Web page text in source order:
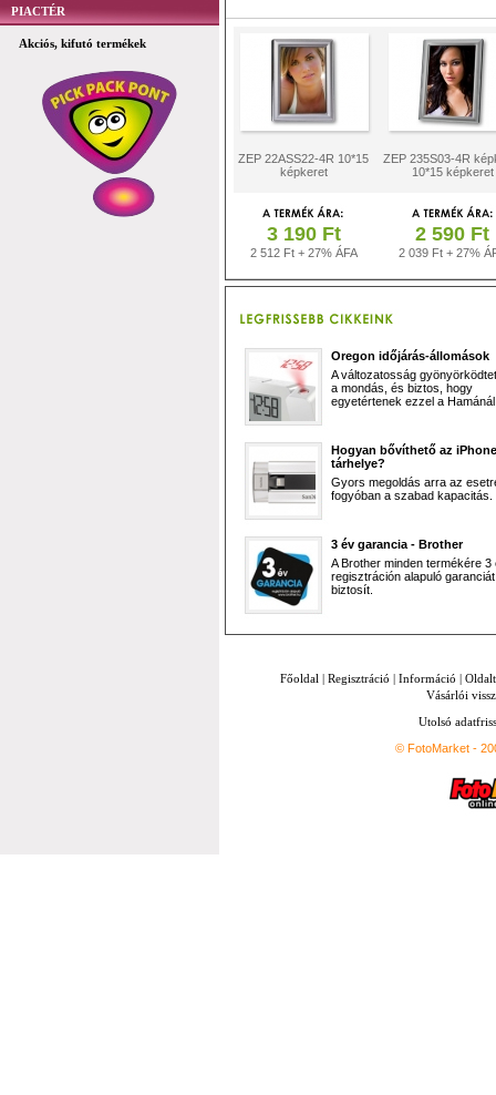
PIACTÉR
Akciós, kifutó termékek
ZEP 22ASS22-4R 10*15
képkeret
ZEP 235S03-4R
10*15 képkeret
3 190 Ft
2 512 Ft + 27% ÁFA
2 590 Ft
2 039 Ft + 27%
Oregon időjárás-állomások
A változatosság
a mondás, és biztos, hogy
egyetértenek ezzel a
Hogyan bővíthető az iPhone
tárhelye?
Gyors megoldás arra az
fogyóban a szabad kapacitás.
3 év garancia - Brother
A Brother minden termékére 3
regisztráción alapuló garanciát
biztosít.
Főoldal | Regisztráció | Információ |
Vásárlói
Utolsó
© FotoMarket -